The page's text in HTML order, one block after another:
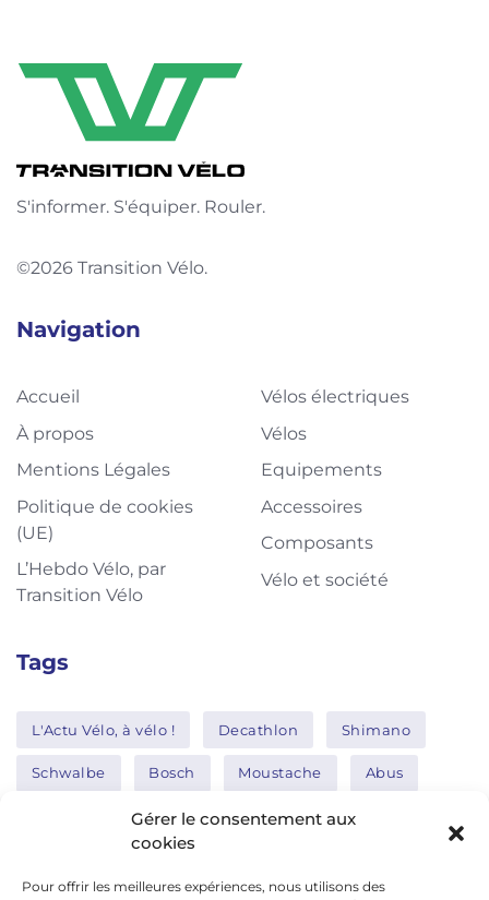
Gérer le consentement aux
cookies
Pour offrir les meilleures expériences, nous utilisons des
S'informer. S'équiper. Rouler.
©2026 Transition Vélo.
Navigation
Accueil
À propos
Mentions Légales
Politique de cookies
(UE)
L’Hebdo Vélo, par
Transition Vélo
Vélos électriques
Vélos
Equipements
Accessoires
Composants
Vélo et société
Tags
L'Actu Vélo, à vélo ! Decathlon Shimano
Schwalbe Bosch Moustache Abus
Thule Nakamura